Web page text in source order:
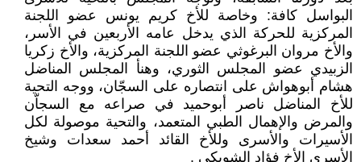
البواسل كافة: وخاصة للأخ كريم يونس عضو اللجنة
المركزية للحركة الذي يدخل عامه الأربعين في الأسر،
والأخ مروان البرغوثي عضو اللجنة المركزية، والأخ زكريا
الزبيدي عضو المجلس الثوري، وهنأ المجلس المناضل
هشام أبوهواش على انتصاره على السجّان، ووجه التحية
للأخ المناضل ناصر أبوحميد في صراعه مع السجاّن
والمرض والإهمال الطبي المتعمد، والتحية موصولة لكل
الأسيرات والأسرى وللأخ القائد أحمد سعدات وشيخ
الأسرى الأخ فؤاد الشوبكي .